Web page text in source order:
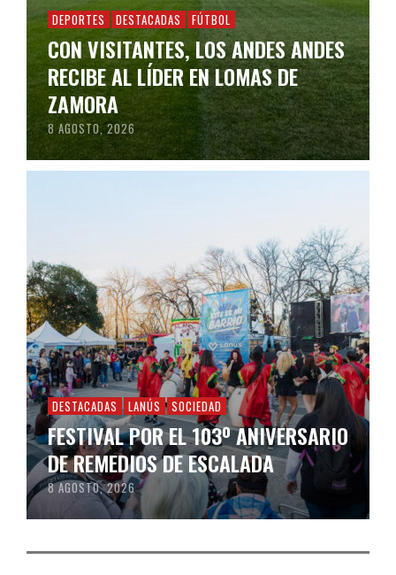
DEPORTES DESTACADAS FÚTBOL
CON VISITANTES, LOS ANDES ANDES
RECIBE AL LÍDER EN LOMAS DE
ZAMORA
8 AGOSTO, 2026
DESTACADAS LANÚS SOCIEDAD
FESTIVAL POR EL 103º ANIVERSARIO
DE REMEDIOS DE ESCALADA
8 AGOSTO, 2026